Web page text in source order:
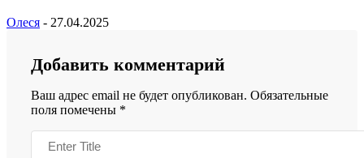
Олеся - 27.04.2025
Добавить комментарий
Ваш адрес email не будет опубликован. Обязательные
поля помечены *